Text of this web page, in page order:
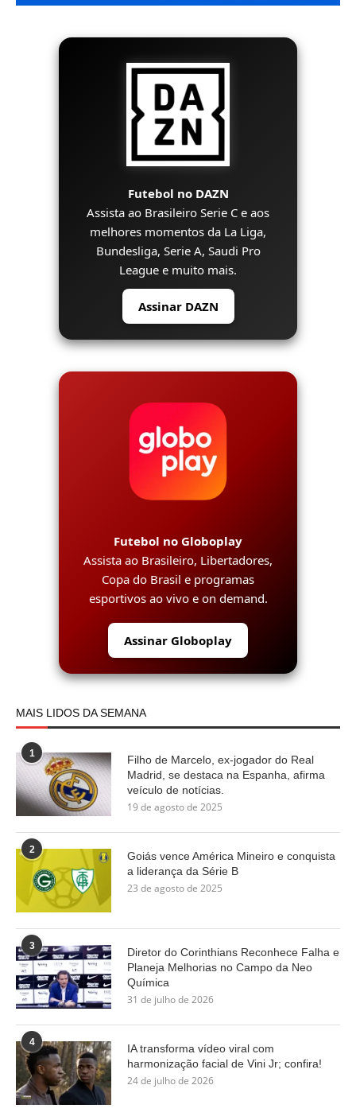
Futebol no DAZN
Assista ao Brasileiro Serie C e aos
melhores momentos da La Liga,
Bundesliga, Serie A, Saudi Pro
League e muito mais.
Assinar DAZN
Futebol no Globoplay
Assista ao Brasileiro, Libertadores,
Copa do Brasil e programas
esportivos ao vivo e on demand.
Assinar Globoplay
MAIS LIDOS DA SEMANA
1
Filho de Marcelo, ex-jogador do Real
Madrid, se destaca na Espanha, afirma
veículo de notícias.
19 de agosto de 2025
2
Goiás vence América Mineiro e conquista
a liderança da Série B
23 de agosto de 2025
3
Diretor do Corinthians Reconhece Falha e
Planeja Melhorias no Campo da Neo
Química
31 de julho de 2026
4
IA transforma vídeo viral com
harmonização facial de Vini Jr; confira!
24 de julho de 2026